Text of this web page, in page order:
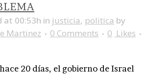
at 00:53h in justicia, politica by
Martinez
0 Comments 0 Likes
20 días, el gobierno de Israel